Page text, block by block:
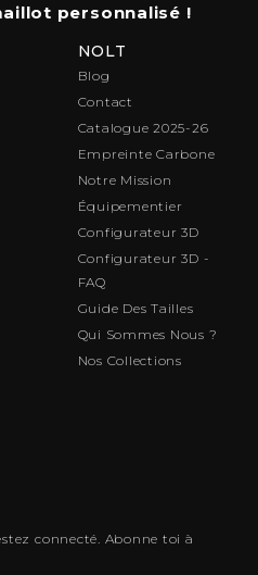
personnalisé !
NOLT
Blog
Contact
Catalogue 2025-26
Empreinte Carbone
Notre Mission
Équipementier
Configurateur 3D
Configurateur 3D -
FAQ
Guide Des Tailles
Qui Sommes Nous ?
Nos Collections
connecté. Abonne toi à